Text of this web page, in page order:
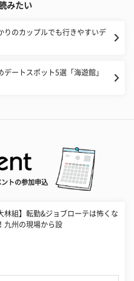
みたい
りのカップルでも行きやすいデ
ートスポット5選「海遊館」
トの参加申込
林組】転勤&ジョブローテは怖くな
九州の現場から設